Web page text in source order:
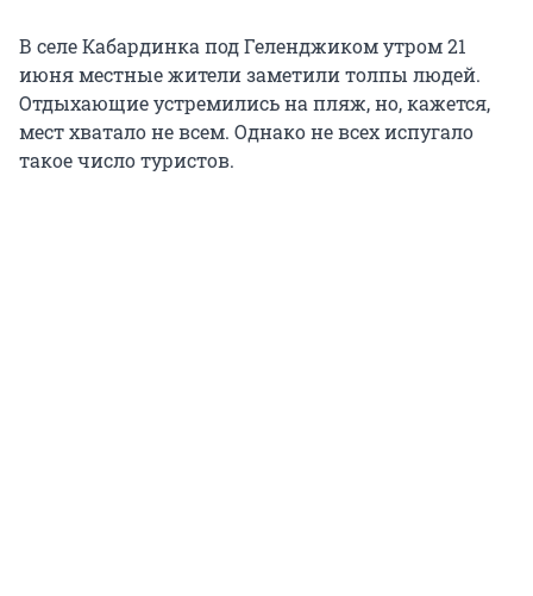
В селе Кабардинка под Геленджиком утром 21
июня местные жители заметили толпы людей.
Отдыхающие устремились на пляж, но, кажется,
мест хватало не всем. Однако не всех испугало
такое число туристов.